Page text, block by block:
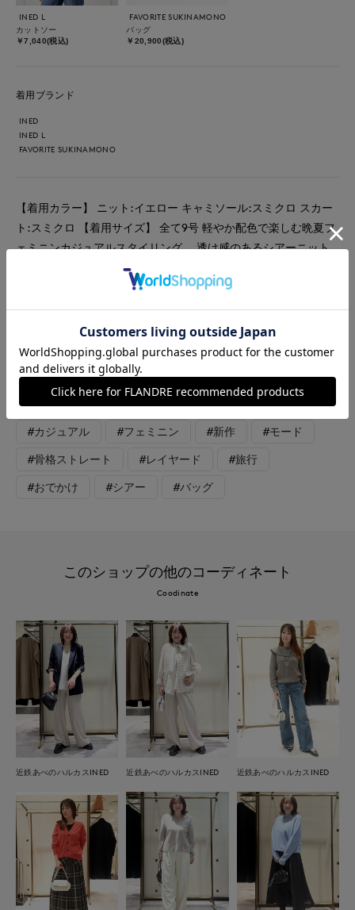
INED L
カットソー
￥7,040(税込)
FAVORITE SUKINAMONO
バッグ
￥20,900(税込)
着用ブランド
INED
INED L
FAVORITE SUKINAMONO
【着用カラー】 ニット:イエロー キャミソール:スミクロ スカー
ト:スミクロ 【着用サイズ】 全て9号 軽やか配色で楽しむ晩夏フ
ェミニンカジュアルスタイリング。 透け感のあるシアーニット
が涼しげで、晩夏にぴったりの抜け感をプラス。 フィブリル生
地のスカートは上品な光沢と落ち感があり、軽やかながら大人ら
しい印象に仕上がります。
#カットソー #スカート #ニット
#リラックス #休日 #女子会 #デート
#ウォッシャブル #イージーケア #コットン
#カジュアル #フェミニン #新作 #モード
#骨格ストレート #レイヤード #旅行
#おでかけ #シアー #バッグ
このショップの他のコーディネート
Coodinate
近鉄あべのハルカスINED 近鉄あべのハルカスINED 近鉄あべのハルカスINED